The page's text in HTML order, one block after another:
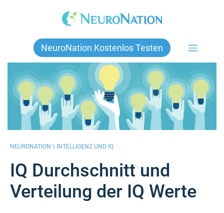
NeuroNation Kostenlos Testen
NEURONATION \ INTELLIGENZ UND IQ
IQ Durchschnitt und
Verteilung der IQ Werte